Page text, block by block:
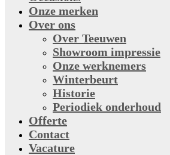
Onze merken
Over ons
Over Teeuwen
Showroom impressie
Onze werknemers
Winterbeurt
Historie
Periodiek onderhoud
Offerte
Contact
Vacature